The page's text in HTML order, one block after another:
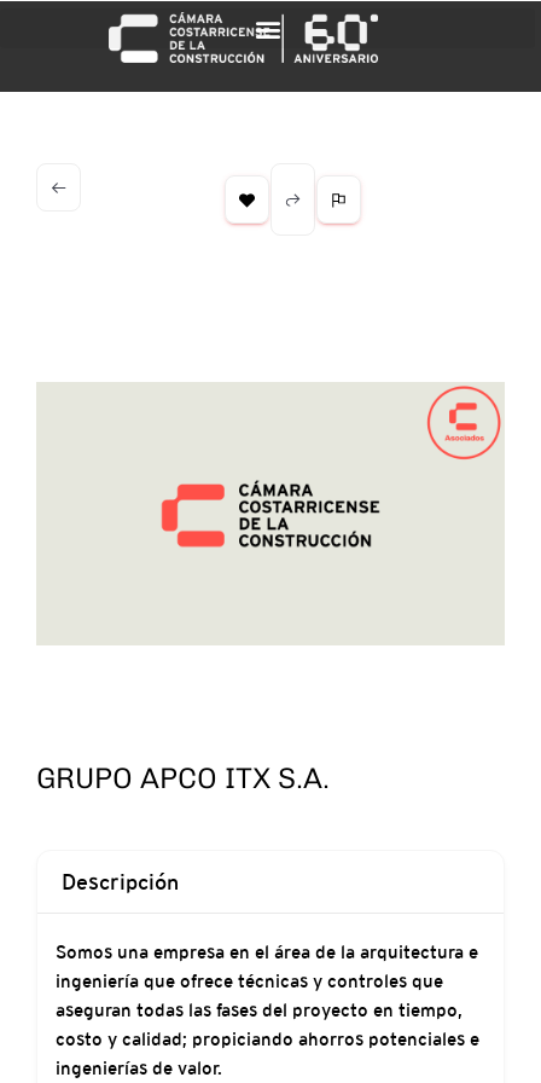
GRUPO APCO ITX S.A.
Descripción
Somos una empresa en el área de la arquitectura e
ingeniería que ofrece técnicas y controles que
aseguran todas las fases del proyecto en tiempo,
costo y calidad; propiciando ahorros potenciales e
ingenierías de valor.